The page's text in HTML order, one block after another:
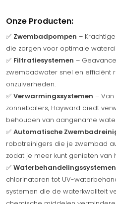
Onze Producten:
✅ Zwembadpompen –
die zorgen voor optimale
✅ Filtratiesystemen –
zwembadwater snel en efficiënt
onzuiverheden.
✅ Verwarmingssystemen –
zonneboilers, Hayward biedt
behouden van aangename
✅ Automatische
robotreinigers die je zwembad
zodat je meer kunt genieten van
✅ Waterbehandelingssystemen
chlorinatoren tot UV-
systemen die de waterkwaliteit